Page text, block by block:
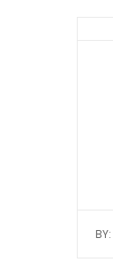
BY: